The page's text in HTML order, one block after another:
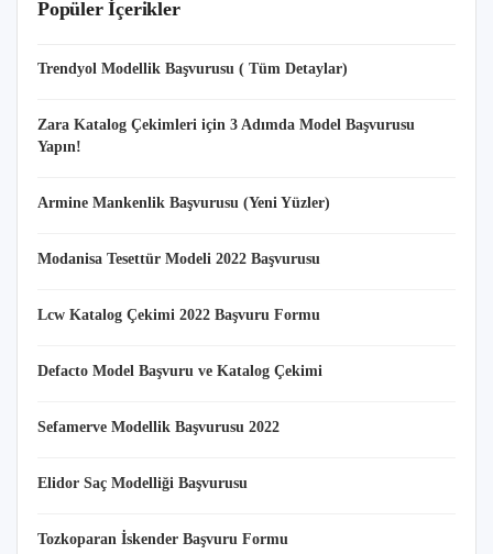
Popüler İçerikler
Trendyol Modellik Başvurusu ( Tüm Detaylar)
Zara Katalog Çekimleri için 3 Adımda Model Başvurusu
Yapın!
Armine Mankenlik Başvurusu (Yeni Yüzler)
Modanisa Tesettür Modeli 2022 Başvurusu
Lcw Katalog Çekimi 2022 Başvuru Formu
Defacto Model Başvuru ve Katalog Çekimi
Sefamerve Modellik Başvurusu 2022
Elidor Saç Modelliği Başvurusu
Tozkoparan İskender Başvuru Formu